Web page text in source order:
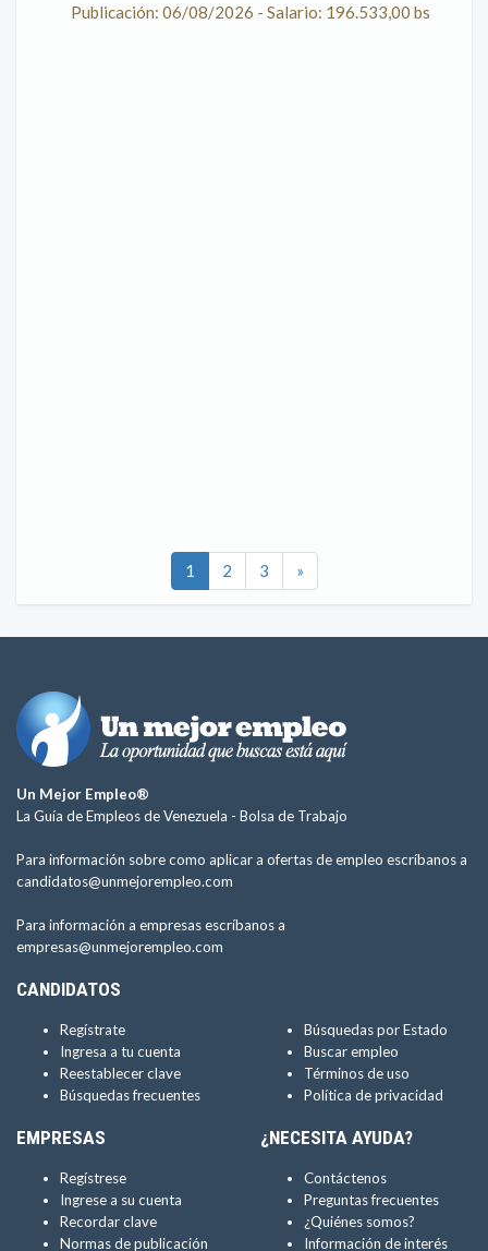
Publicación: 06/08/2026 - Salario: 196.533,00 bs
1 2 3 »
Un Mejor Empleo®
La Guía de Empleos de Venezuela - Bolsa de Trabajo
Para información sobre como aplicar a ofertas de empleo escríbanos a
candidatos@unmejorempleo.com
Para información a empresas escríbanos a
empresas@unmejorempleo.com
CANDIDATOS
Regístrate
Ingresa a tu cuenta
Reestablecer clave
Búsquedas frecuentes
Búsquedas por Estado
Buscar empleo
Términos de uso
Política de privacidad
EMPRESAS
Regístrese
Ingrese a su cuenta
Recordar clave
Normas de publicación
¿NECESITA AYUDA?
Contáctenos
Preguntas frecuentes
¿Quiénes somos?
Información de interés